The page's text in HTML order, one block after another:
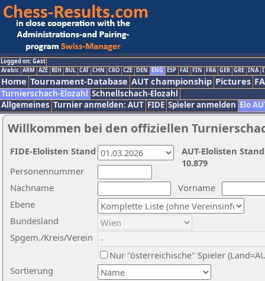
Logged on: Gast
Arabic ARM AZE BIH BUL CAT CHN CRO CZE DEN ENG ESP FAI FIN FRA GER GRE INA
Home Tournament-Database AUT championship Pictures
Turnierschach-Elozahl Schnellschach-Elozahl
Allgemeines Turnier anmelden: AUT FIDE Spieler anmelden Elo
Willkommen bei den offiziellen
Nachname
Vorname
Ebene
Sortierung
Personennummer
Bundesland
Spgem./Kreis/Verein
Nur "österreichische" Spieler
AUT-Elolisten
10.879
FIDE-Elolisten Stand